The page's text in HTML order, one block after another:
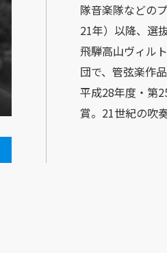
隊音楽隊などの
21年）以降、選
飛騨高山ヴィル
団で、管弦楽作
平成28年度・第
賞。21世紀の吹